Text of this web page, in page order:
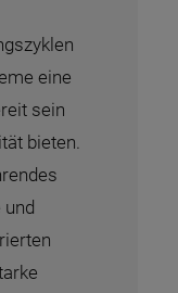
eine
sein
bieten.